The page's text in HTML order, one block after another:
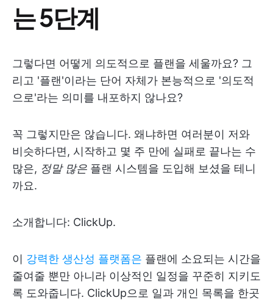
는 5단계
그렇다면 어떻게 의도적으로 플랜을 세울까요? 그
리고 '플랜'이라는 단어 자체가 본능적으로 '의도적
으로'라는 의미를 내포하지 않나요?
꼭 그렇지만은 않습니다. 왜냐하면 여러분이 저와
비슷하다면, 시작하고 몇 주 만에 실패로 끝나는 수
많은, 정말 많은 플랜 시스템을 도입해 보셨을 테니
까요.
소개합니다: ClickUp.
이 강력한 생산성 플랫폼은 플랜에 소요되는 시간을
줄여줄 뿐만 아니라 이상적인 일정을 꾸준히 지키도
록 도와줍니다. ClickUp으로 일과 개인 목록을 한곳